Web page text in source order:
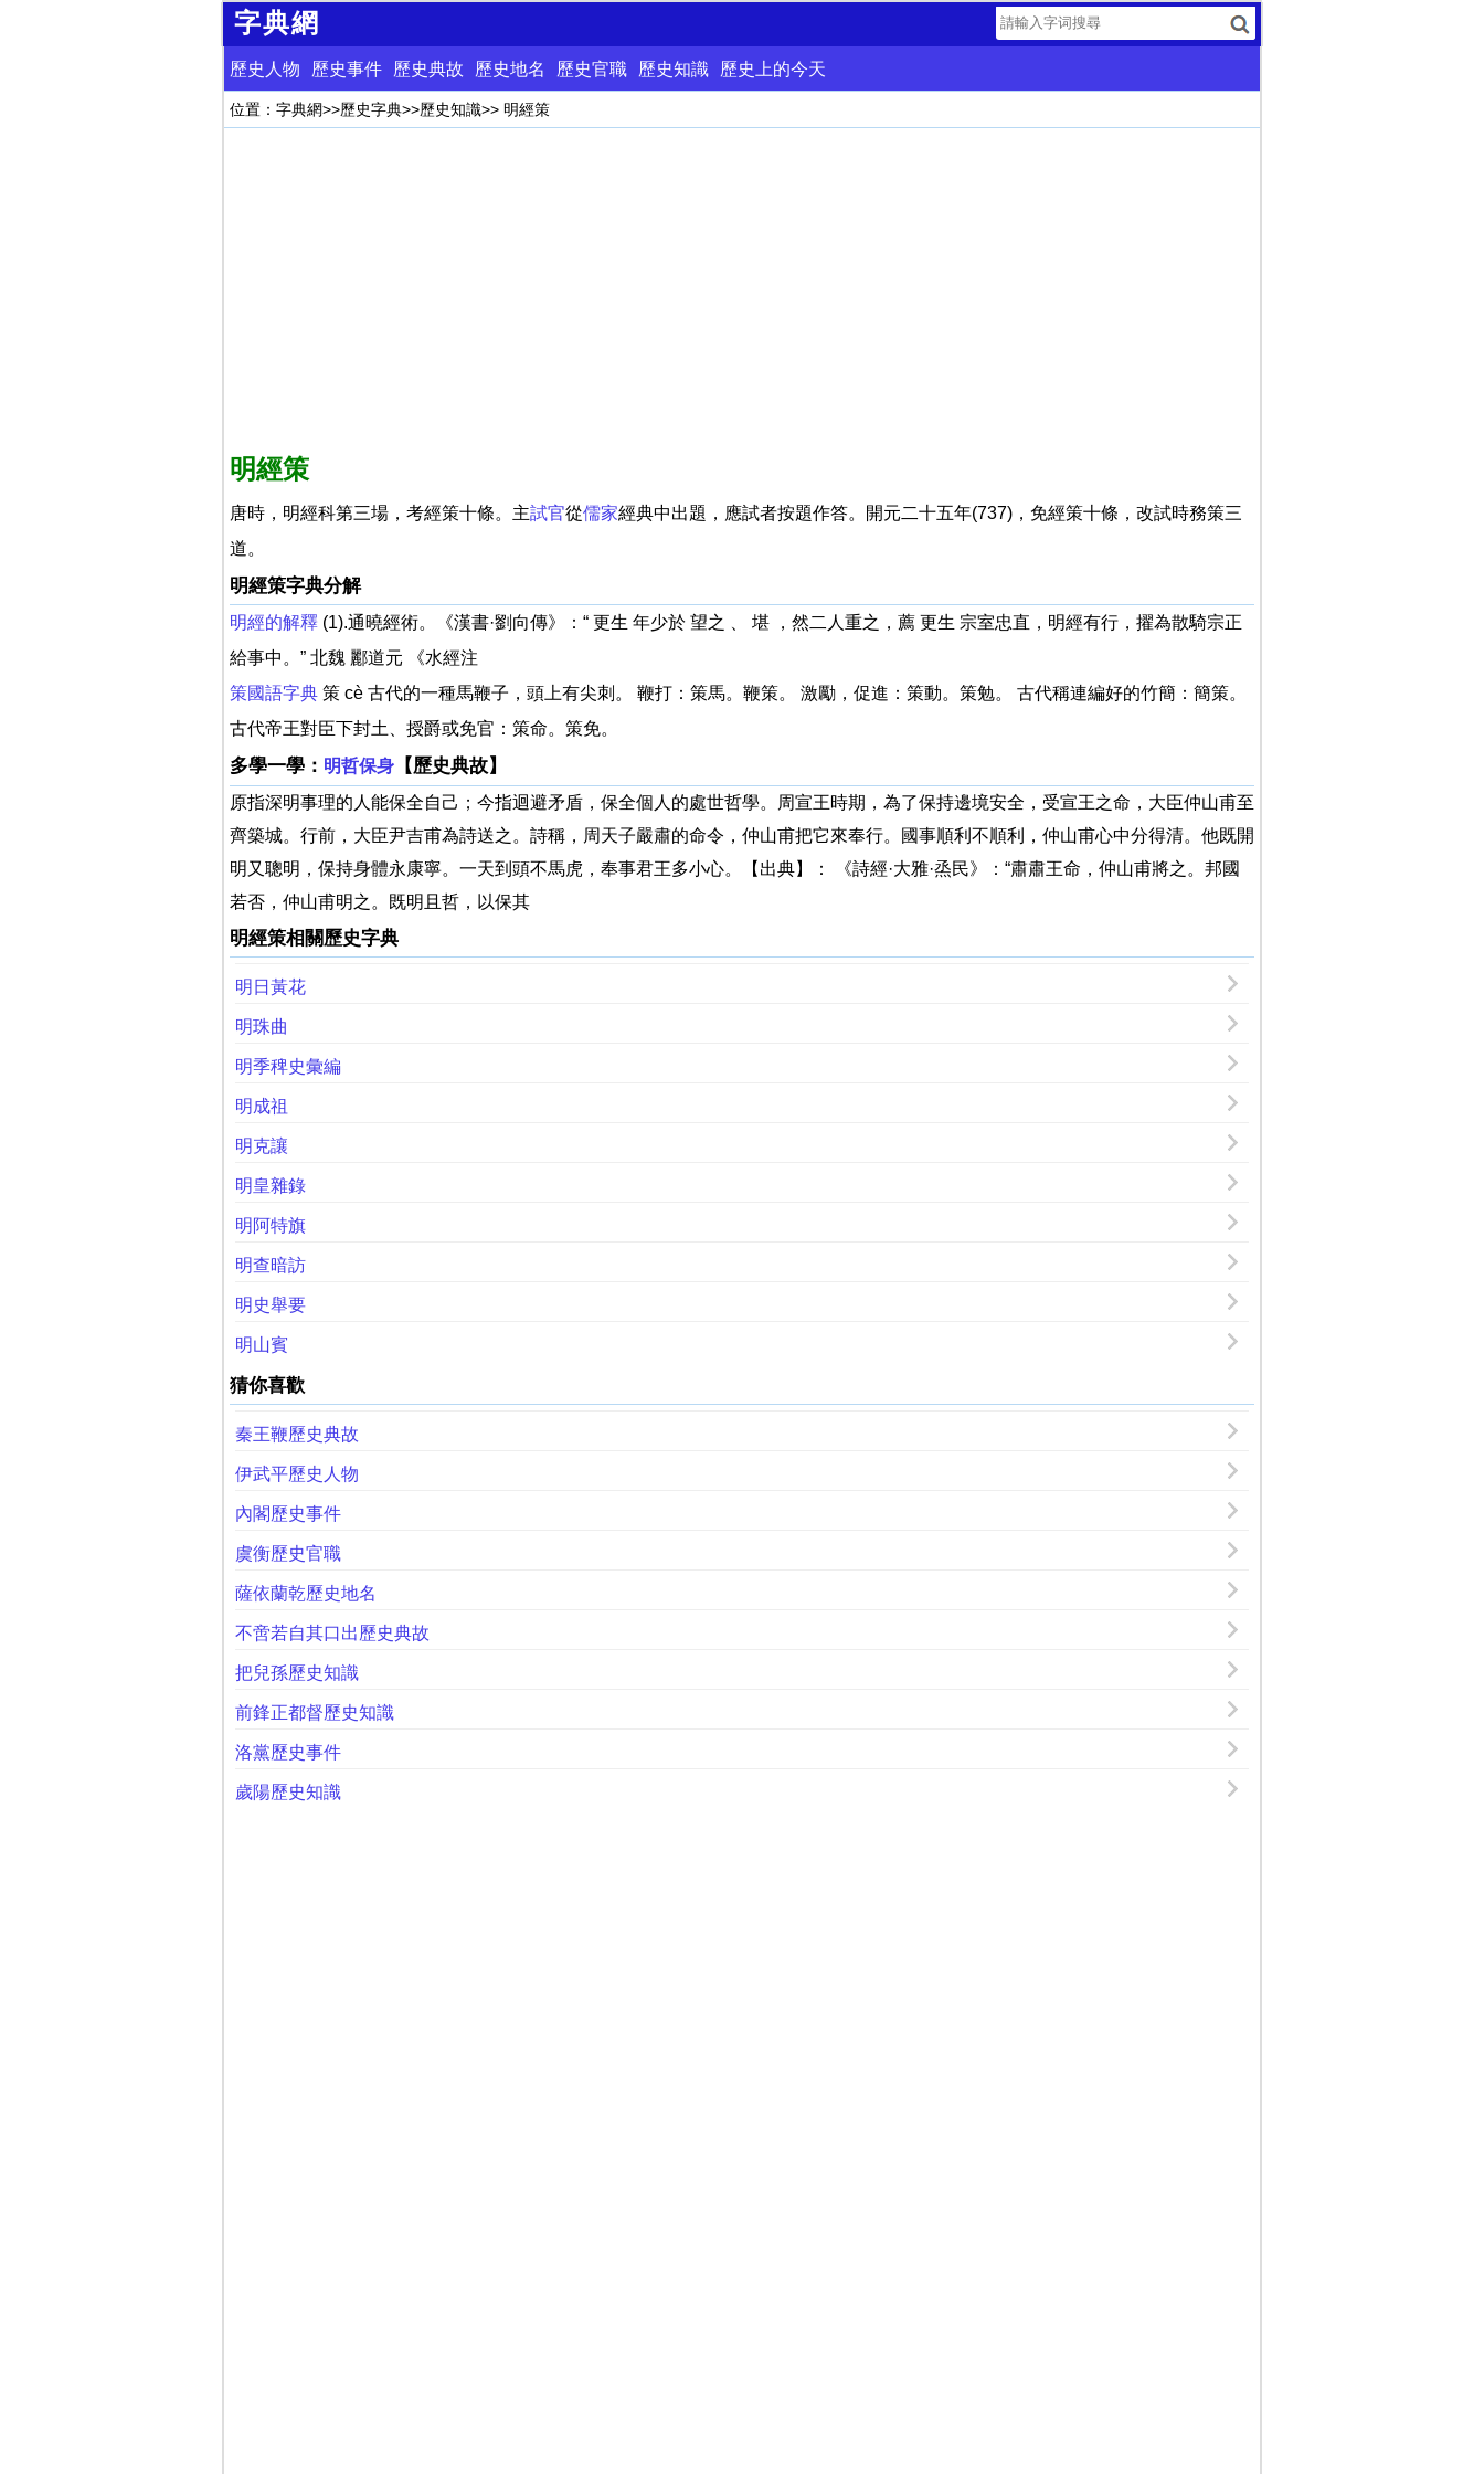
字典網
歷史人物 歷史事件 歷史典故 歷史地名 歷史官職 歷史知識 歷史上的今天
位置： 字典網>>歷史字典>>歷史知識>> 明經策
明經策
唐時，明經科第三場，考經策十條。主試官從儒家經典中出題，應試者按題作答。開元二十五年(737)，免經策十條，改試時務策三
道。
明經策字典分解
明經的解釋(1).通曉經術。《漢書·劉向傳》：“ 更生 年少於 望之 、 堪 ，然二人重之，薦 更生 宗室忠直，明經有行，擢為散騎宗正
給事中。” 北魏 酈道元 《水經注
策國語字典策 cè 古代的一種馬鞭子，頭上有尖刺。 鞭打：策馬。鞭策。 激勵，促進：策動。策勉。 古代稱連編好的竹簡：簡策。
古代帝王對臣下封土、授爵或免官：策命。策免。
多學一學： 明哲保身【歷史典故】
原指深明事理的人能保全自己；今指迴避矛盾，保全個人的處世哲學。周宣王時期，為了保持邊境安全，受宣王之命，大臣仲山甫至
齊築城。行前，大臣尹吉甫為詩送之。詩稱，周天子嚴肅的命令，仲山甫把它來奉行。國事順利不順利，仲山甫心中分得清。他既開
明又聰明，保持身體永康寧。一天到頭不馬虎，奉事君王多小心。【出典】： 《詩經·大雅·烝民》：“肅肅王命，仲山甫將之。邦國
若否，仲山甫明之。既明且哲，以保其
明經策相關歷史字典
明日黃花
明珠曲
明季稗史彙編
明成祖
明克讓
明皇雜錄
明阿特旗
明查暗訪
明史舉要
明山賓
猜你喜歡
秦王鞭歷史典故
伊武平歷史人物
內閣歷史事件
虞衡歷史官職
薩依蘭乾歷史地名
不啻若自其口出歷史典故
把兒孫歷史知識
前鋒正都督歷史知識
洛黨歷史事件
歲陽歷史知識